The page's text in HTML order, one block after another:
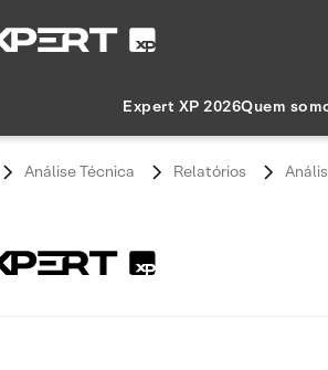
Expert XP 2026Quem
Análise Técnica Relatórios